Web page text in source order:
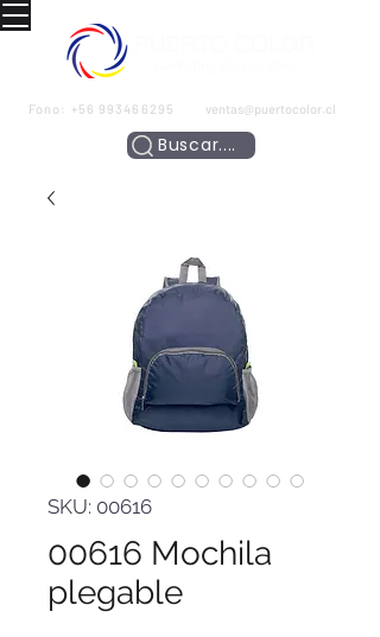
Fono: +56 993466295 ventas@puertocolor.cl
Buscar....
SKU: 00616
00616 Mochila
plegable